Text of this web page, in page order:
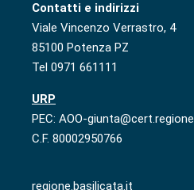
Contatti e indirizzi
Viale Vincenzo Verrastro, 4
85100 Potenza PZ
Tel 0971 661111
URP
PEC: AOO-
C.F. 80002950766
regione.basilicata.it